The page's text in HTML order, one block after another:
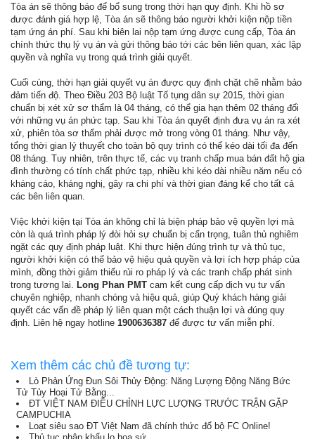
Tòa án sẽ thông báo để bổ sung trong thời hạn quy định. Khi hồ sơ
được đánh giá hợp lệ, Tòa án sẽ thông báo người khởi kiện nộp tiền
tạm ứng án phí. Sau khi biên lai nộp tạm ứng được cung cấp, Tòa án
chính thức thụ lý vụ án và gửi thông báo tới các bên liên quan, xác lập
quyền và nghĩa vụ trong quá trình giải quyết.
Cuối cùng, thời hạn giải quyết vụ án được quy định chặt chẽ nhằm bảo
đảm tiến độ. Theo Điều 203 Bộ luật Tố tụng dân sự 2015, thời gian
chuẩn bị xét xử sơ thẩm là 04 tháng, có thể gia hạn thêm 02 tháng đối
với những vụ án phức tạp. Sau khi Tòa án quyết định đưa vụ án ra xét
xử, phiên tòa sơ thẩm phải được mở trong vòng 01 tháng. Như vậy,
tổng thời gian lý thuyết cho toàn bộ quy trình có thể kéo dài tối đa đến
08 tháng. Tuy nhiên, trên thực tế, các vụ tranh chấp mua bán đất hộ gia
đình thường có tính chất phức tạp, nhiều khi kéo dài nhiều năm nếu có
kháng cáo, kháng nghị, gây ra chi phí và thời gian đáng kể cho tất cả
các bên liên quan.
Việc khởi kiện tại Tòa án không chỉ là biện pháp bảo vệ quyền lợi mà
còn là quá trình pháp lý đòi hỏi sự chuẩn bị cẩn trọng, tuân thủ nghiêm
ngặt các quy định pháp luật. Khi thực hiện đúng trình tự và thủ tục,
người khởi kiện có thể bảo vệ hiệu quả quyền và lợi ích hợp pháp của
mình, đồng thời giảm thiểu rủi ro pháp lý và các tranh chấp phát sinh
trong tương lai. Long Phan PMT cam kết cung cấp dịch vụ tư vấn
chuyên nghiệp, nhanh chóng và hiệu quả, giúp Quý khách hàng giải
quyết các vấn đề pháp lý liên quan một cách thuận lợi và đúng quy
định. Liên hệ ngay hotline 1900636387 để được tư vấn miễn phí.
Xem thêm các chủ đề tương tự:
Lò Phản Ứng Đun Sôi Thủy Động: Năng Lượng Động Năng Bức
Tử Tủy Hoại Tử Bằng...
ĐT VIỆT NAM ĐIỀU CHỈNH LỰC LƯỢNG TRƯỚC TRẬN GẶP
CAMPUCHIA
Loạt siêu sao ĐT Việt Nam đã chính thức đổ bộ FC Online!